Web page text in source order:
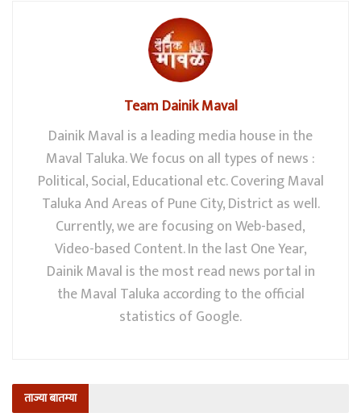
Team Dainik Maval
Dainik Maval is a leading media house in the
Maval Taluka. We focus on all types of news :
Political, Social, Educational etc. Covering Maval
Taluka And Areas of Pune City, District as well.
Currently, we are focusing on Web-based,
Video-based Content. In the last One Year,
Dainik Maval is the most read news portal in
the Maval Taluka according to the official
statistics of Google.
ताज्या बातम्या